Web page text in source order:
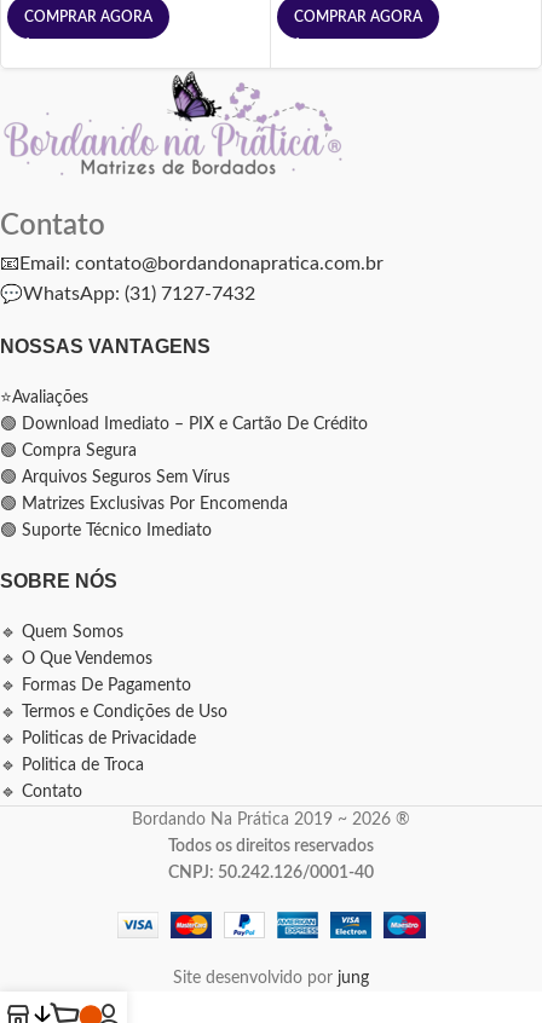
COMPRAR AGORA COMPRAR AGORA
Contato
📧Email: contato@bordandonapratica.com.br
💬WhatsApp: (31) 7127-7432
NOSSAS VANTAGENS
⭐Avaliações
🟢 Download Imediato – PIX e Cartão De Crédito
🟢 Compra Segura
🟢 Arquivos Seguros Sem Vírus
🟢 Matrizes Exclusivas Por Encomenda
🟢 Suporte Técnico Imediato
SOBRE NÓS
🔹 Quem Somos
🔹 O Que Vendemos
🔹 Formas De Pagamento
🔹 Termos e Condições de Uso
🔹 Politicas de Privacidade
🔹 Politica de Troca
🔹 Contato
Bordando Na Prática 2019 ~ 2026 ®
Todos os direitos reservados
CNPJ: 50.242.126/0001-40
Site desenvolvido por jung